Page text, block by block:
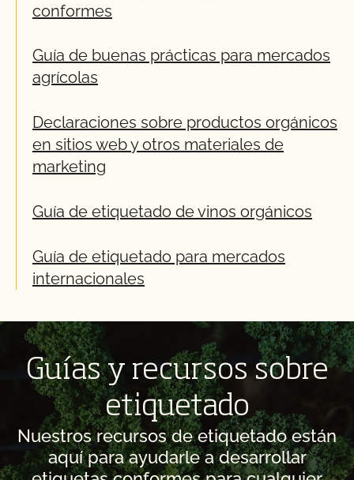
conformes
Guía de buenas prácticas para mercados
agrícolas
Declaraciones sobre productos orgánicos
en sitios web y otros materiales de
marketing
Guía de etiquetado de vinos orgánicos
Guía de etiquetado para mercados
internacionales
Guías y recursos sobre
etiquetado
Nuestros recursos de etiquetado están
aquí para ayudarle a desarrollar